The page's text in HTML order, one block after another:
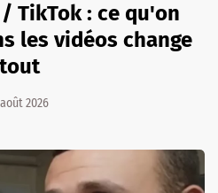
TikTok : ce qu'on
les vidéos change
tout
2026